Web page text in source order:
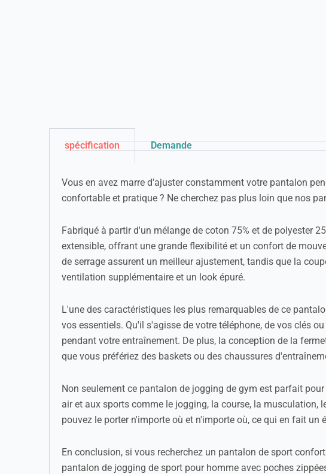
spécification Demande
Vous en avez marre d'ajuster constamment votre pantalon
confortable et pratique ? Ne cherchez pas plus loin que nos
Fabriqué à partir d'un mélange de coton 75% et de polyester
extensible, offrant une grande flexibilité et un confort de
de serrage assurent un meilleur ajustement, tandis que la
ventilation supplémentaire et un look épuré.
L'une des caractéristiques les plus remarquables de ce
vos essentiels. Qu'il s'agisse de votre téléphone, de vos clés
pendant votre entraînement. De plus, la conception de la
que vous préfériez des baskets ou des chaussures
Non seulement ce pantalon de jogging de gym est parfait
air et aux sports comme le jogging, la course, la musculation,
pouvez le porter n'importe où et n'importe où, ce qui en fait un
En conclusion, si vous recherchez un pantalon de sport
pantalon de jogging de sport pour homme avec poches